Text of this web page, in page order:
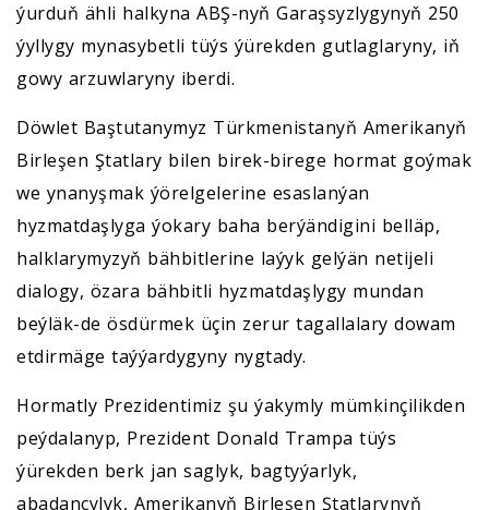
ýurduň ähli halkyna ABŞ-nyň Garaşsyzlygynyň 250
ýyllygy mynasybetli tüýs ýürekden gutlaglaryny, iň
gowy arzuwlaryny iberdi.
Döwlet Baştutanymyz Türkmenistanyň Amerikanyň
Birleşen Ştatlary bilen birek-birege hormat goýmak
we ynanyşmak ýörelgelerine esaslanýan
hyzmatdaşlyga ýokary baha berýändigini belläp,
halklarymyzyň bähbitlerine laýyk gelýän netijeli
dialogy, özara bähbitli hyzmatdaşlygy mundan
beýläk-de ösdürmek üçin zerur tagallalary dowam
etdirmäge taýýardygyny nygtady.
Hormatly Prezidentimiz şu ýakymly mümkinçilikden
peýdalanyp, Prezident Donald Trampa tüýs
ýürekden berk jan saglyk, bagtyýarlyk,
abadançylyk, Amerikanyň Birleşen Ştatlarynyň